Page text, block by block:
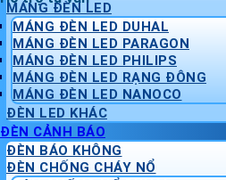
MÁNG ĐÈN LED
MÁNG ĐÈN LED DUHAL
MÁNG ĐÈN LED PARAGON
MÁNG ĐÈN LED PHILIPS
MÁNG ĐÈN LED RẠNG ĐÔNG
MÁNG ĐÈN LED NANOCO
ĐÈN LED KHÁC
ĐÈN CẢNH BÁO
ĐÈN BÁO KHÔNG
ĐÈN CHỐNG CHÁY NỔ